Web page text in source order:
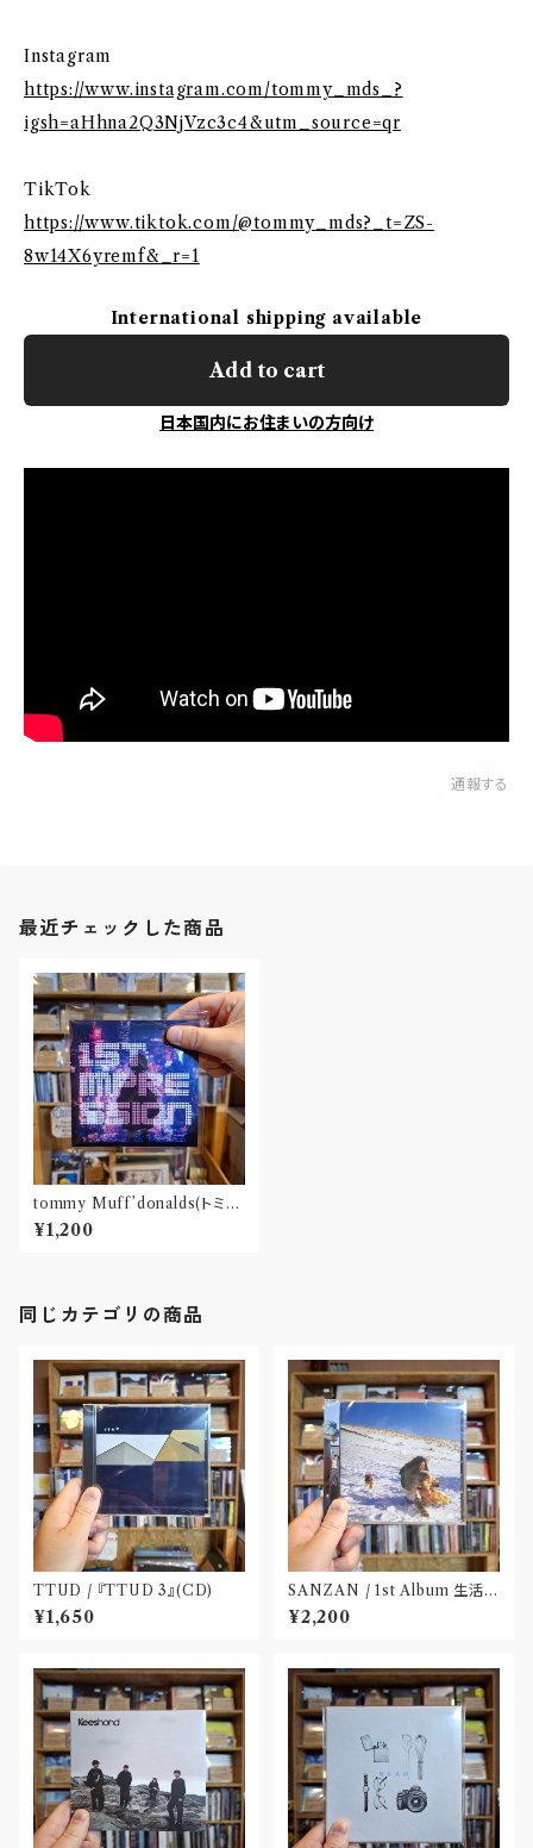
Instagram
https://www.instagram.com/tommy_mds_?
igsh=aHhna2Q3NjVzc3c4&utm_source=qr
TikTok
https://www.tiktok.com/@tommy_mds?_t=ZS-
8w14X6yremf&_r=1
International shipping available
Add to cart
日本国内にお住まいの方向け
通報する
最近チェックした商品
tommy Muff’donalds(トミー
マフドナルズ) / 1st impressio
n(CD)
¥1,200
同じカテゴリの商品
TTUD / 『TTUD 3』(CD)
¥1,650
SANZAN / 1st Album 生活の
名残(CD)〝静岡県三島市〟
¥2,200